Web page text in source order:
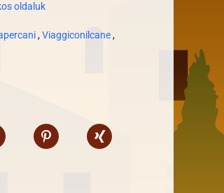
oldaluk
,Viaggiconilcane,